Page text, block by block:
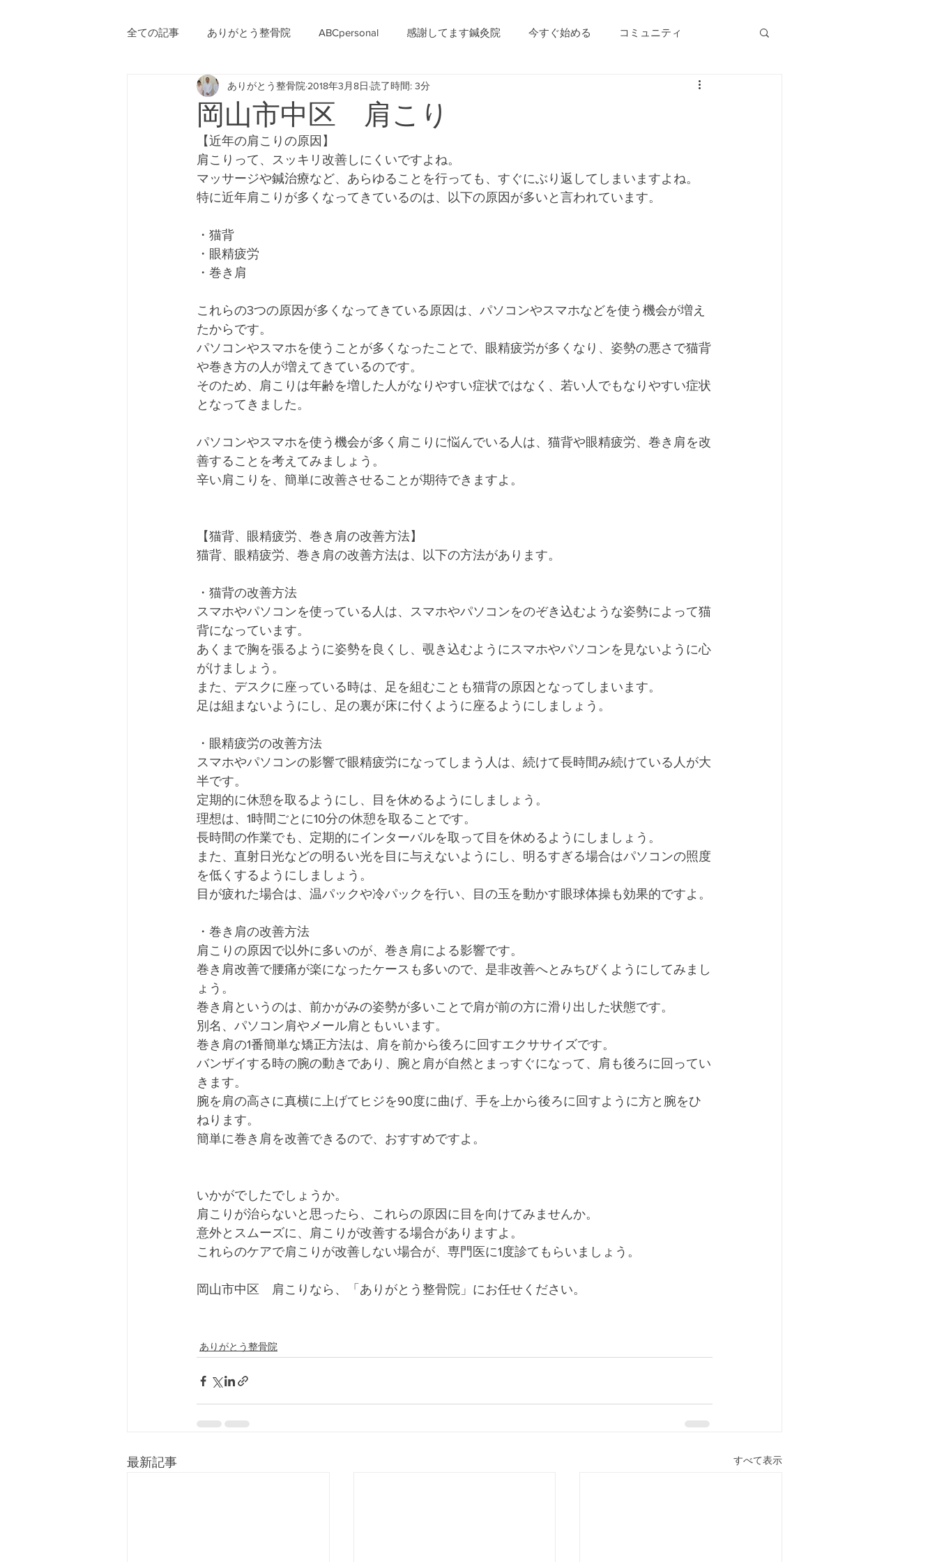
全ての記事 ありがとう整骨院 ABCpersonal 感謝してます鍼灸院 今すぐ始める コミュニティ
ブログ作成のヒント
岡山市中区 肩こり
ありがとう整骨院 2018年3月8日 読了時間: 3分
【近年の肩こりの原因】
肩こりって、スッキリ改善しにくいですよね。
マッサージや鍼治療など、あらゆることを行っても、すぐにぶり返してしまいますよね。
特に近年肩こりが多くなってきているのは、以下の原因が多いと言われています。
・猫背
・眼精疲労
・巻き肩
これらの3つの原因が多くなってきている原因は、パソコンやスマホなどを使う機会が増え
たからです。
パソコンやスマホを使うことが多くなったことで、眼精疲労が多くなり、姿勢の悪さで猫背
や巻き方の人が増えてきているのです。
そのため、肩こりは年齢を増した人がなりやすい症状ではなく、若い人でもなりやすい症状
となってきました。
パソコンやスマホを使う機会が多く肩こりに悩んでいる人は、猫背や眼精疲労、巻き肩を改
善することを考えてみましょう。
辛い肩こりを、簡単に改善させることが期待できますよ。
【猫背、眼精疲労、巻き肩の改善方法】
猫背、眼精疲労、巻き肩の改善方法は、以下の方法があります。
・猫背の改善方法
スマホやパソコンを使っている人は、スマホやパソコンをのぞき込むような姿勢によって猫
背になっています。
あくまで胸を張るように姿勢を良くし、覗き込むようにスマホやパソコンを見ないように心
がけましょう。
また、デスクに座っている時は、足を組むことも猫背の原因となってしまいます。
足は組まないようにし、足の裏が床に付くように座るようにしましょう。
・眼精疲労の改善方法
スマホやパソコンの影響で眼精疲労になってしまう人は、続けて長時間み続けている人が大
半です。
定期的に休憩を取るようにし、目を休めるようにしましょう。
理想は、1時間ごとに10分の休憩を取ることです。
長時間の作業でも、定期的にインターバルを取って目を休めるようにしましょう。
また、直射日光などの明るい光を目に与えないようにし、明るすぎる場合はパソコンの照度
を低くするようにしましょう。
目が疲れた場合は、温パックや冷パックを行い、目の玉を動かす眼球体操も効果的ですよ。
・巻き肩の改善方法
肩こりの原因で以外に多いのが、巻き肩による影響です。
巻き肩改善で腰痛が楽になったケースも多いので、是非改善へとみちびくようにしてみまし
ょう。
巻き肩というのは、前かがみの姿勢が多いことで肩が前の方に滑り出した状態です。
別名、パソコン肩やメール肩ともいいます。
巻き肩の1番簡単な矯正方法は、肩を前から後ろに回すエクササイズです。
バンザイする時の腕の動きであり、腕と肩が自然とまっすぐになって、肩も後ろに回ってい
きます。
腕を肩の高さに真横に上げてヒジを90度に曲げ、手を上から後ろに回すように方と腕をひ
ねります。
簡単に巻き肩を改善できるので、おすすめですよ。
いかがでしたでしょうか。
肩こりが治らないと思ったら、これらの原因に目を向けてみませんか。
意外とスムーズに、肩こりが改善する場合がありますよ。
これらのケアで肩こりが改善しない場合が、専門医に1度診てもらいましょう。
岡山市中区　肩こりなら、「ありがとう整骨院」にお任せください。
ありがとう整骨院
最新記事 すべて表示